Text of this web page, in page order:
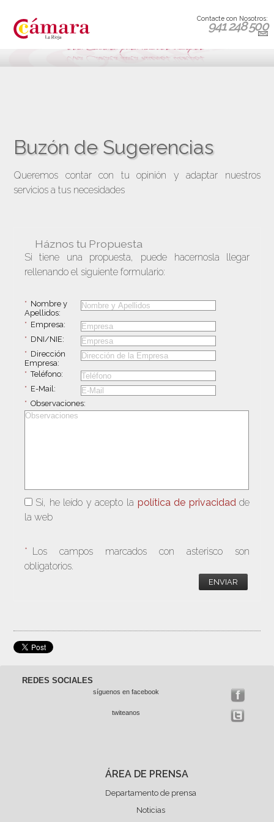
Contacte con Nosotros:
941 248 500
Buzón de Sugerencias
Queremos contar con tu opinión y adaptar nuestros
servicios a tus necesidades
Háznos tu Propuesta
Si tiene una propuesta, puede hacernosla llegar
rellenando el siguiente formulario:
* Nombre y
Apellidos:
* Empresa:
* DNI/NIE:
* Dirección
Empresa:
* Teléfono:
* E-Mail:
* Observaciones:
Si, he leído y acepto la política de privacidad de
la web
* Los campos marcados con asterisco son
obligatorios.
ENVIAR
REDES SOCIALES
síguenos en facebook
twiteanos
ÁREA DE PRENSA
Departamento de prensa
Noticias